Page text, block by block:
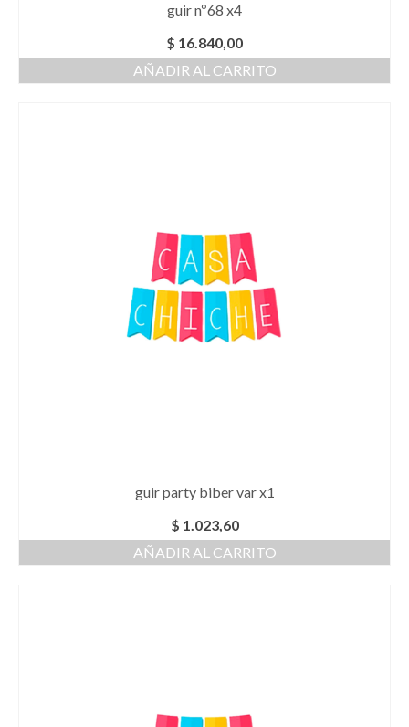
guir nº68 x4
$ 16.840,00
AÑADIR AL CARRITO
guir party biber var x1
$ 1.023,60
AÑADIR AL CARRITO